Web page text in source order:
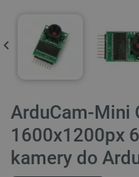
ArduCam-Mini
1600x1200px
kamery do